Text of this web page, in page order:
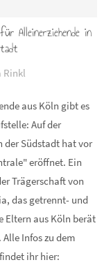
Alleinerziehende in
Rinkl
aus Köln gibt es
Auf der
der Südstadt hat vor
eröffnet. Ein
Trägerschaft von
das getrennt- und
Eltern aus Köln berät
Infos zu dem
ihr hier: